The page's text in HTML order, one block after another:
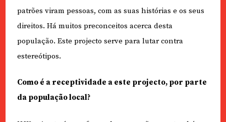
patrões viram pessoas, com as suas histórias e os seus
direitos. Há muitos preconceitos acerca desta
população. Este projecto serve para lutar contra
estereótipos.
Como é a receptividade a este projecto, por parte
da população local?